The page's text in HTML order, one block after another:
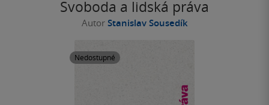
Svoboda a lidská práva
Autor Stanislav Sousedík
Nedostupné